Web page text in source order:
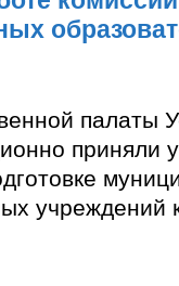
палаты
приняли
учреждений